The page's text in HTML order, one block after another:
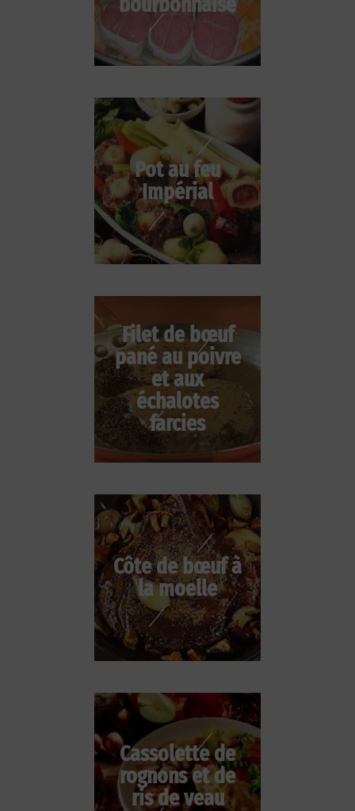
Pot au feu
Impérial
Filet de bœuf
pané au poivre
et aux
échalotes
farcies
Côte de bœuf à
la moelle
Cassolette de
rognons et de
ris de veau